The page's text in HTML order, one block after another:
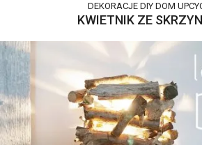
DEKORACJE DIY DOM
KWIETNIK ZE